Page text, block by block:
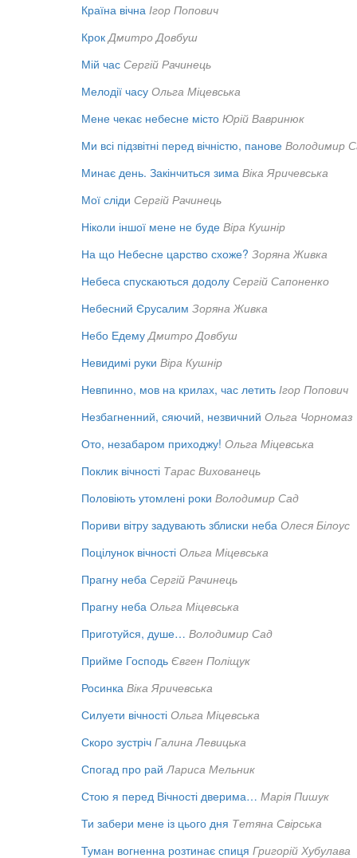
Країна вічна Ігор Попович
Крок Дмитро Довбуш
Мій час Сергій Рачинець
Мелодії часу Ольга Міцевська
Мене чекає небесне місто Юрій Вавринюк
Ми всі підзвітні перед вічністю, панове Володимир
Минає день. Закінчиться зима Віка Яричевська
Мої сліди Сергій Рачинець
Ніколи іншої мене не буде Віра Кушнір
На що Небесне царство схоже? Зоряна Живка
Небеса спускаються додолу Сергій Сапоненко
Небесний Єрусалим Зоряна Живка
Небо Едему Дмитро Довбуш
Невидимі руки Віра Кушнір
Невпинно, мов на крилах, час летить Ігор Попович
Незбагненний, сяючий, незвичний Ольга Чорномаз
Ото, незабаром приходжу! Ольга Міцевська
Поклик вічності Тарас Вихованець
Половіють утомлені роки Володимир Сад
Пориви вітру задувають зблиски неба Олеся Білоус
Поцілунок вічності Ольга Міцевська
Прагну неба Сергій Рачинець
Прагну неба Ольга Міцевська
Приготуйся, душе… Володимир Сад
Прийме Господь Євген Поліщук
Росинка Віка Яричевська
Силуети вічності Ольга Міцевська
Скоро зустріч Галина Левицька
Спогад про рай Лариса Мельник
Стою я перед Вічності дверима… Марія Пишук
Ти забери мене із цього дня Тетяна Свірська
Туман вогненна розтинає спиця Григорій Хубулава